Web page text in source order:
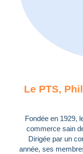
Le PTS,
Fondée en 1929,
commerce sain
Dirigée par un
année, ses